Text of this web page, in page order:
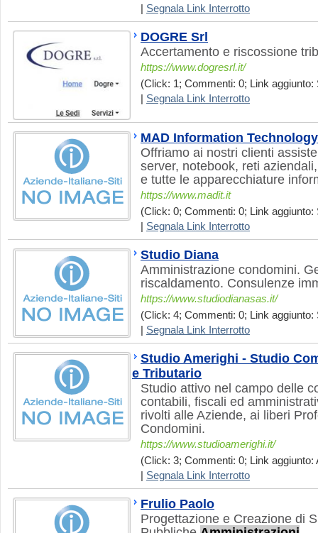
Segnala Link Interrotto
DOGRE Srl
Accertamento e riscossione
https://www.dogresrl.it/
(Click: 1; Commenti: 0; Link aggiunto:
Segnala Link Interrotto
MAD Information Technology
Offriamo ai nostri clienti
server, notebook, reti
e tutte le apparecchiature
https://www.madit.it
(Click: 0; Commenti: 0; Link aggiunto:
Segnala Link Interrotto
Studio Diana
Amministrazione condomini.
riscaldamento. Consulenze
https://www.studiodianasas.it/
(Click: 4; Commenti: 0; Link aggiunto:
Segnala Link Interrotto
Studio Amerighi - Studio
e Tributario
Studio attivo nel campo delle
contabili, fiscali ed
rivolti alle Aziende, ai liberi
Condomini.
https://www.studioamerighi.it/
(Click: 3; Commenti: 0; Link aggiunto:
Segnala Link Interrotto
Frulio Paolo
Progettazione e Creazione di